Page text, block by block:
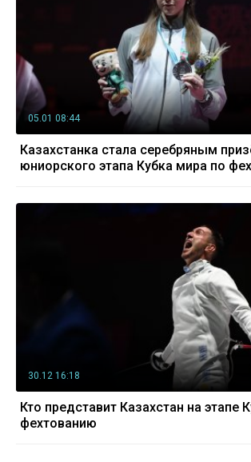
05.01 08:44
Казахстанка стала серебряным
юниорского этапа Кубка мира по
30.12 16:18
Кто представит Казахстан на этапе
фехтованию